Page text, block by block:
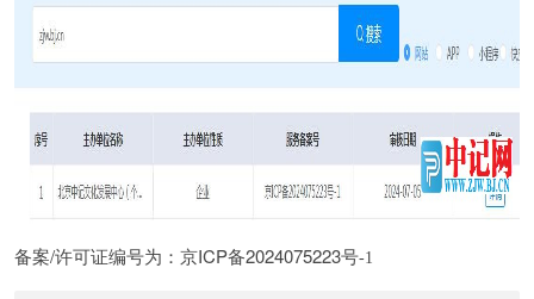
备案/许可证编号为：京ICP备2024075223号-1